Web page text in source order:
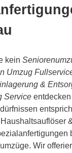
kein
Umzug
&
Service
Wir